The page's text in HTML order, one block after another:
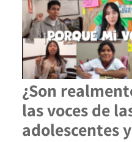
¿Son
las voces de
adolescentes